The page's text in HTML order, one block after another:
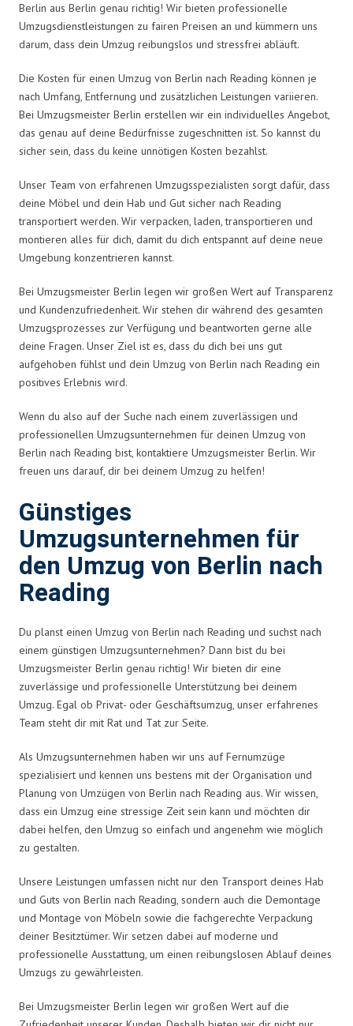
Berlin aus Berlin genau richtig! Wir bieten professionelle
Umzugsdienstleistungen zu fairen Preisen an und kümmern uns
darum, dass dein Umzug reibungslos und stressfrei abläuft.
Die Kosten für einen Umzug von Berlin nach Reading können je
nach Umfang, Entfernung und zusätzlichen Leistungen variieren.
Bei Umzugsmeister Berlin erstellen wir ein individuelles Angebot,
das genau auf deine Bedürfnisse zugeschnitten ist. So kannst du
sicher sein, dass du keine unnötigen Kosten bezahlst.
Unser Team von erfahrenen Umzugsspezialisten sorgt dafür, dass
deine Möbel und dein Hab und Gut sicher nach Reading
transportiert werden. Wir verpacken, laden, transportieren und
montieren alles für dich, damit du dich entspannt auf deine neue
Umgebung konzentrieren kannst.
Bei Umzugsmeister Berlin legen wir großen Wert auf Transparenz
und Kundenzufriedenheit. Wir stehen dir während des gesamten
Umzugsprozesses zur Verfügung und beantworten gerne alle
deine Fragen. Unser Ziel ist es, dass du dich bei uns gut
aufgehoben fühlst und dein Umzug von Berlin nach Reading ein
positives Erlebnis wird.
Wenn du also auf der Suche nach einem zuverlässigen und
professionellen Umzugsunternehmen für deinen Umzug von
Berlin nach Reading bist, kontaktiere Umzugsmeister Berlin. Wir
freuen uns darauf, dir bei deinem Umzug zu helfen!
Günstiges
Umzugsunternehmen für
den Umzug von Berlin nach
Reading
Du planst einen Umzug von Berlin nach Reading und suchst nach
einem günstigen Umzugsunternehmen? Dann bist du bei
Umzugsmeister Berlin genau richtig! Wir bieten dir eine
zuverlässige und professionelle Unterstützung bei deinem
Umzug. Egal ob Privat- oder Geschäftsumzug, unser erfahrenes
Team steht dir mit Rat und Tat zur Seite.
Als Umzugsunternehmen haben wir uns auf Fernumzüge
spezialisiert und kennen uns bestens mit der Organisation und
Planung von Umzügen von Berlin nach Reading aus. Wir wissen,
dass ein Umzug eine stressige Zeit sein kann und möchten dir
dabei helfen, den Umzug so einfach und angenehm wie möglich
zu gestalten.
Unsere Leistungen umfassen nicht nur den Transport deines Hab
und Guts von Berlin nach Reading, sondern auch die Demontage
und Montage von Möbeln sowie die fachgerechte Verpackung
deiner Besitztümer. Wir setzen dabei auf moderne und
professionelle Ausstattung, um einen reibungslosen Ablauf deines
Umzugs zu gewährleisten.
Bei Umzugsmeister Berlin legen wir großen Wert auf die